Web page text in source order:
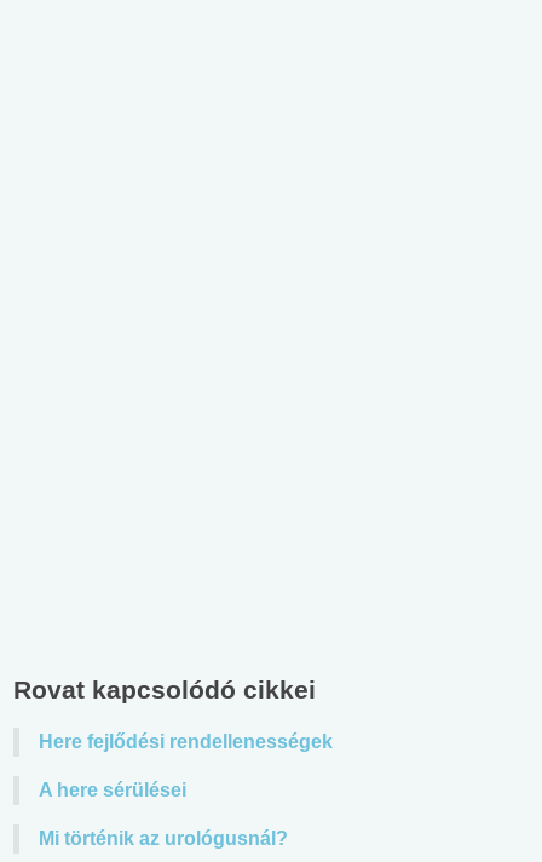
Rovat kapcsolódó cikkei
Here fejlődési rendellenességek
A here sérülései
Mi történik az urológusnál?